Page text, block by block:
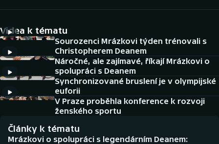
DALŠÍ SPORTY
Americký fotbal
Baseball a softbal
Biatlon
NEPŘEHLÉDNĚTE
Historické návraty
Aplikace ČT sport
Videa k tématu
Sourozenci Mrázkovi týden trénovali s
Christopherem Deanem
Náročné, ale zajímavé, říkají Mrázkovi o
spolupráci s Deanem
Synchronizované bruslení je v olympijské
euforii
V Praze proběhla konference k rozvoji
ženského sportu
Články k tématu
Mrázkovi o spolupráci s legendárním Deanem: